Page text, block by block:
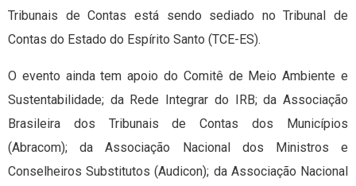
Tribunais de Contas está sendo sediado no Tribunal de
Contas do Estado do Espírito Santo (TCE-ES).
O evento ainda tem apoio do Comitê de Meio Ambiente e
Sustentabilidade; da Rede Integrar do IRB; da Associação
Brasileira dos Tribunais de Contas dos Municípios
(Abracom); da Associação Nacional dos Ministros e
Conselheiros Substitutos (Audicon); da Associação Nacional